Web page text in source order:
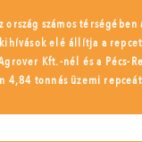
ország számos térségében
elé állítja a
Kft.-nél és a Pécs-
4,84 tonnás üzemi